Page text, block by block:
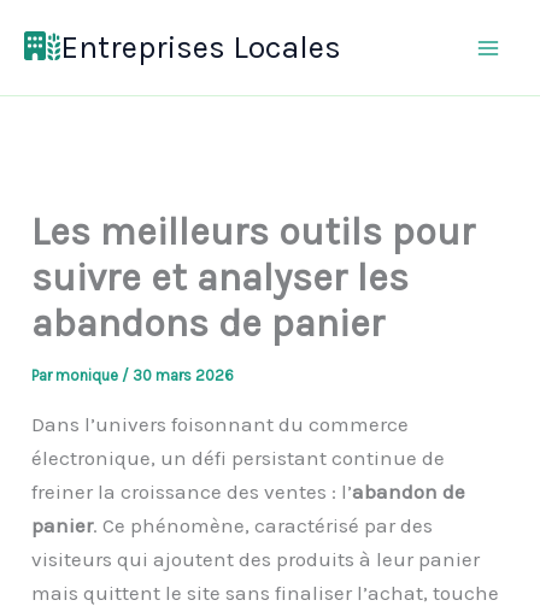
Entreprises Locales
Les meilleurs outils pour
suivre et analyser les
abandons de panier
Parmonique / 30 mars 2026
Dans l’univers foisonnant du commerce
électronique, un défi persistant continue de
freiner la croissance des ventes : l’abandon de
panier. Ce phénomène, caractérisé par des
visiteurs qui ajoutent des produits à leur panier
mais quittent le site sans finaliser l’achat, touche